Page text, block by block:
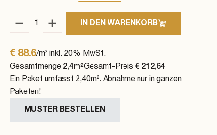
Eiche Standard Menge
IN DEN WARENKORB
€ 88.6/m² inkl. 20% MwSt.
Gesamtmenge 2,4m²Gesamt-Preis € 212,64
Ein Paket umfasst 2,40m². Abnahme nur in ganzen
Paketen!
MUSTER BESTELLEN